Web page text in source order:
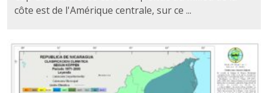
côte est de l'Amérique centrale, sur ce ...